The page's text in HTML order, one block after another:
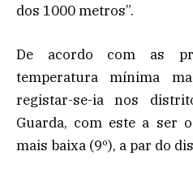
dos 1000 metros”.
De acordo com as
temperatura mínima
registar-se-ia nos
Guarda, com este a ser
mais baixa (9º), a par do